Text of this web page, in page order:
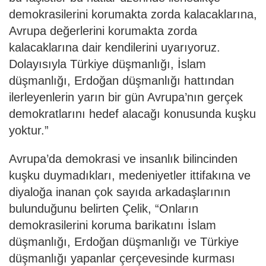
demokrasilerini korumakta zorda kalacaklarına,
Avrupa değerlerini korumakta zorda
kalacaklarına dair kendilerini uyarıyoruz.
Dolayısıyla Türkiye düşmanlığı, İslam
düşmanlığı, Erdoğan düşmanlığı hattından
ilerleyenlerin yarın bir gün Avrupa’nın gerçek
demokratlarını hedef alacağı konusunda kuşku
yoktur.”
Avrupa’da demokrasi ve insanlık bilincinden
kuşku duymadıkları, medeniyetler ittifakına ve
diyaloğa inanan çok sayıda arkadaşlarının
bulunduğunu belirten Çelik, “Onların
demokrasilerini koruma barikatını İslam
düşmanlığı, Erdoğan düşmanlığı ve Türkiye
düşmanlığı yapanlar çerçevesinde kurması